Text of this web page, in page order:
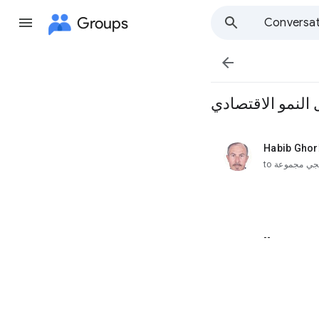
Groups

الاقتصادي
Habib
unread,
to مجموعة
--